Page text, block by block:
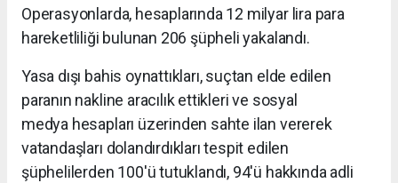
Operasyonlarda, hesaplarında 12 milyar lira para
hareketliliği bulunan 206 şüpheli yakalandı.
Yasa dışı bahis oynattıkları, suçtan elde edilen
paranın nakline aracılık ettikleri ve sosyal
medya hesapları üzerinden sahte ilan vererek
vatandaşları dolandırdıkları tespit edilen
şüphelilerden 100'ü tutuklandı, 94'ü hakkında adli